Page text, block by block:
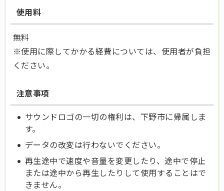
使用料
無料
※使用に際してかかる経費については、使用者が負担
ください。
注意事項
サウンドロゴの一切の権利は、下野市に帰属しま
す。
データの改変は行わないでください。
再生途中で速度や音量を変更したり、途中で停止
または途中から再生したりして使用することはで
きません。